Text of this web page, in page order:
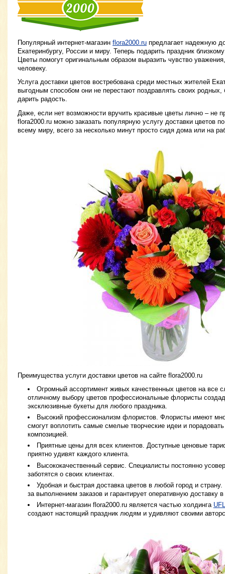
Популярный интернет-магазин flora2000.ru предлагает надежную
Екатеринбургу, России и миру. Теперь подарить праздник
Цветы помогут оригинальным образом выразить чувство
человеку.
Услуга доставки цветов востребована среди местных жителей
выгодным способом они не перестают поздравлять своих родных,
дарить радость.
Даже, если нет возможности вручить красивые цветы лично – не
flora2000.ru можно заказать популярную услугу доставки цветов
всему миру, всего за несколько минут просто сидя дома или на
Преимущества услуги доставки цветов на сайте flora2000.ru
Огромный ассортимент живых качественных цветов на все
отличному выбору цветов профессиональные флористы
эксклюзивные букеты для любого праздника.
Высокий профессионализм флористов. Флористы имеют
смогут воплотить самые смелые творческие идеи и
композицией.
Приятные цены для всех клиентов. Доступные ценовые
приятно удивят каждого клиента.
Высококачественный сервис. Специалисты постоянно
заботятся о своих клиентах.
Удобная и быстрая доставка цветов в любой город и
за выполнением заказов и гарантирует оперативную доставку
Интернет-магазин flora2000.ru является частью холдинга UFL
создают настоящий праздник людям и удивляют своими